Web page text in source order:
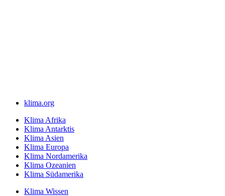
klima.org
Klima Afrika
Klima Antarktis
Klima Asien
Klima Europa
Klima Nordamerika
Klima Ozeanien
Klima Südamerika
Klima Wissen